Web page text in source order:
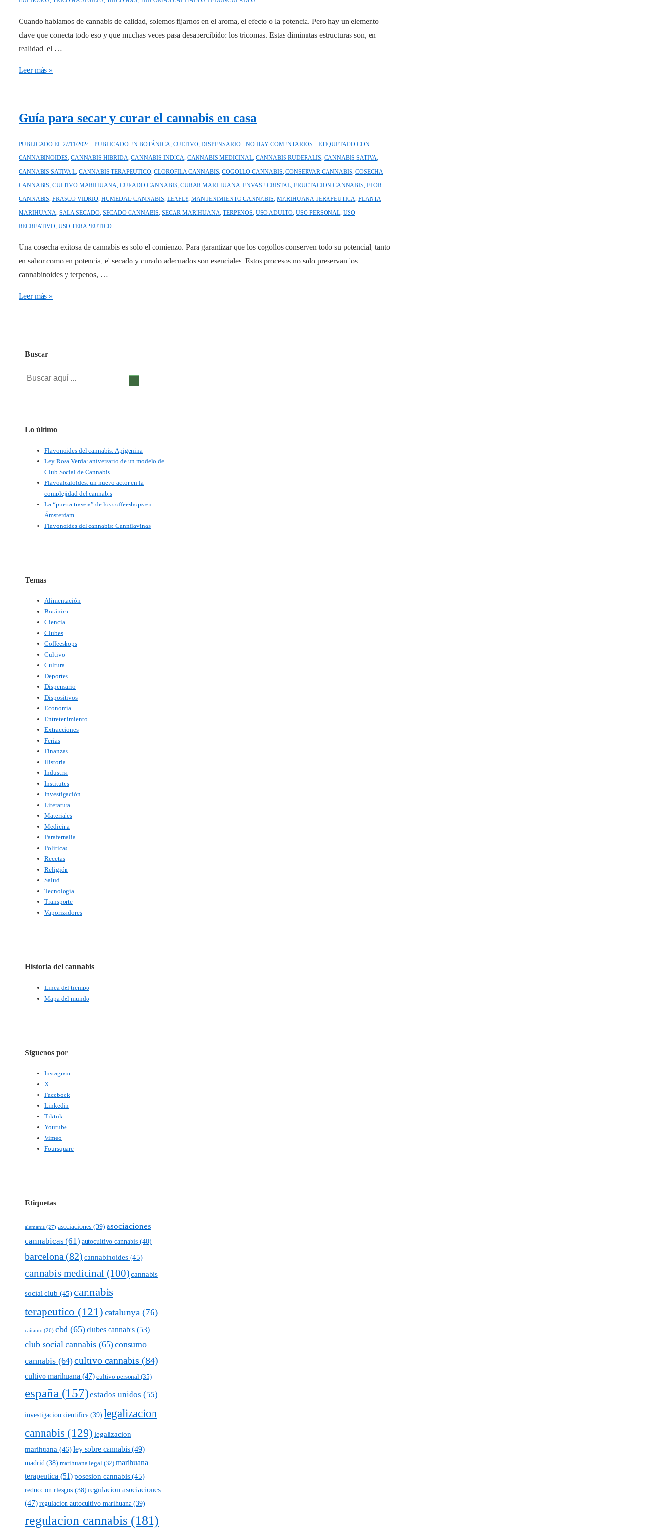
Cuando hablamos de cannabis de calidad, solemos fijarnos en el aroma, el efecto o la potencia. Pero hay un elemento
clave que conecta todo eso y que muchas veces pasa desapercibido: los tricomas. Estas diminutas estructuras son, en
realidad, el …
¿Qué
del
Leer más »
Guía para secar y curar el cannabis en casa
PUBLICADO EL 27/11/2024 PUBLICADO EN BOTÁNICA CULTIVO DISPENSARIO NO HAY COMENTARIOS
ETIQUETADO CON
CANNABINOIDES CANNABIS HIBRIDA CANNABIS INDICA CANNABIS MEDICINAL CANNABIS RUDERALIS CANNABIS SATIVA
CANNABIS SATIVA L CANNABIS TERAPEUTICO CLOROFILA CANNABIS COGOLLO CANNABIS CONSERVAR CANNABIS COSECHA
CANNABIS CULTIVO MARIHUANA CURADO CANNABIS CURAR MARIHUANA ENVASE CRISTAL ERUCTACION CANNABIS FLOR
CANNABIS FRASCO VIDRIO HUMEDAD CANNABIS LEAFLY, MANTENIMIENTO CANNABIS MARIHUANA TERAPEUTICA PLANTA
MARIHUANA SALA SECADO SECADO CANNABIS SECAR MARIHUANA TERPENOS USO ADULTO USO PERSONAL USO
RECREATIVO USO TERAPEUTICO
Una cosecha exitosa de cannabis es solo el comienzo. Para garantizar que los cogollos conserven todo su potencial, tanto
en sabor como en potencia, el secado y curado adecuados son esenciales. Estos procesos no solo preservan los
cannabinoides y terpenos, …
Guía
curar
cannabis
Leer más »
Buscar
Buscar
por:
Lo último
Flavonoides del cannabis: Apigenina
Ley Rosa Verda: aniversario de un modelo de
Club Social de Cannabis
Flavoalcaloides: un nuevo actor en la
complejidad del cannabis
La “puerta trasera” de los coffeeshops en
Ámsterdam
Flavonoides del cannabis: Cannflavinas
Temas
Alimentación
Botánica
Ciencia
Clubes
Coffeeshops
Cultivo
Cultura
Deportes
Dispensario
Dispositivos
Economía
Entretenimiento
Extracciones
Ferias
Finanzas
Historia
Industria
Institutos
Investigación
Literatura
Materiales
Medicina
Parafernalia
Políticas
Recetas
Religión
Salud
Tecnología
Transporte
Vaporizadores
Historia del cannabis
Linea del tiempo
Mapa del mundo
Síguenos por
Instagram
X
Facebook
Linkedin
Tiktok
Youtube
Vimeo
Foursquare
Etiquetas
alemania (27) asociaciones (39) asociaciones
cannabicas (61) autocultivo cannabis (40)
barcelona (82) cannabinoides (45)
cannabis medicinal (100) cannabis
social club (45)cannabis
terapeutico (121)catalunya (76)
cañamo (26) cbd (65)clubes cannabis (53)
club social cannabis (65)consumo
cannabis (64)cultivo cannabis (84)
cultivo marihuana (47) cultivo personal (35)
españa (157)estados unidos (55)
investigacion cientifica (39) legalizacion
cannabis (129) legalizacion
marihuana (46)ley sobre cannabis (49)
madrid (38) marihuana legal (32) marihuana
terapeutica (51)posesion cannabis (45)
reduccion riesgos (38) regulacion asociaciones
(47)regulacion autocultivo marihuana (39)
regulacion cannabis (181)